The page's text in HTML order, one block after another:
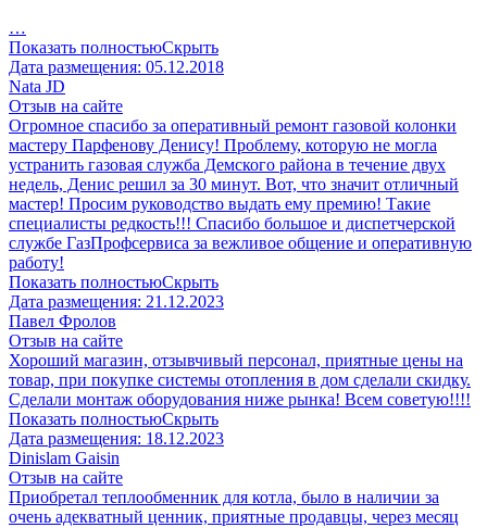
…
Показать полностьюСкрыть
Дата размещения: 05.12.2018
Nata JD
Отзыв на сайте
Огромное спасибо за оперативный ремонт газовой колонки
мастеру Парфенову Денису! Проблему, которую не могла
устранить газовая служба Демского района в течение двух
недель, Денис решил за 30 минут. Вот, что значит отличный
мастер! Просим руководство выдать ему премию! Такие
специалисты редкость!!! Спасибо большое и диспетчерской
службе ГазПрофсервиса за вежливое общение и оперативную
работу!
Показать полностьюСкрыть
Дата размещения: 21.12.2023
Павел Фролов
Отзыв на сайте
Хороший магазин, отзывчивый персонал, приятные цены на
товар, при покупке системы отопления в дом сделали скидку.
Сделали монтаж оборудования ниже рынка! Всем советую!!!!
Показать полностьюСкрыть
Дата размещения: 18.12.2023
Dinislam Gaisin
Отзыв на сайте
Приобретал теплообменник для котла, было в наличии за
очень адекватный ценник, приятные продавцы, через месяц